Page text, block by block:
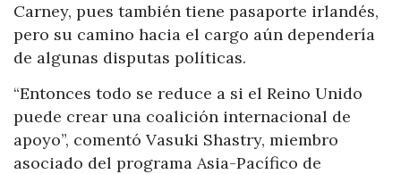
Carney, pues también tiene pasaporte irlandés,
pero su camino hacia el cargo aún dependería
de algunas disputas políticas.
“Entonces todo se reduce a si el Reino Unido
puede crear una coalición internacional de
apoyo”, comentó Vasuki Shastry, miembro
asociado del programa Asia-Pacífico de